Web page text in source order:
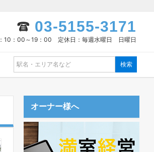
03-5155-3171
10：00～19：00 定休日：毎週水曜日 日曜日
オーナー様へ